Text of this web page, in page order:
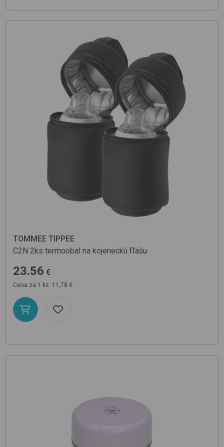
TOMMEE TIPPEE
C2N 2ks termoobal na kojeneckú fľašu
23.56 €
Cena za 1 ks: 11,78 €